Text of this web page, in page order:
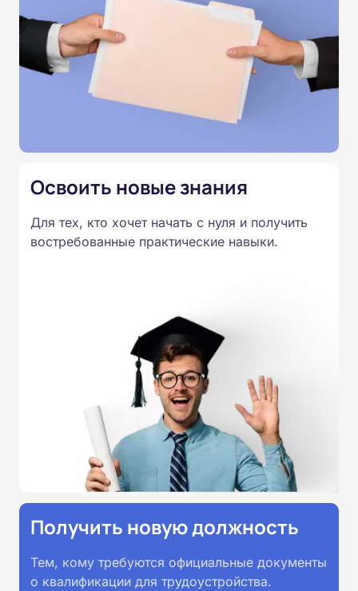
Практические занятия и видеоконференции не
предусмотрены. Продолжительность курса — 36
академических часов. После прохождения
итогового тестирования выдается удостоверение о
повышении квалификации.
Освоить новые знания
Для тех, кто хочет начать с нуля и получить
востребованные практические навыки.
Получить новую должность
Тем, кому требуются официальные документы
о квалификации для трудоустройства.